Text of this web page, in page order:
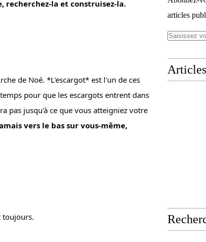
recherchez-la et construisez-la.
de Noé. *L'escargot* est l'un de ces
pour que les escargots entrent dans
pas jusqu'à ce que vous atteigniez votre
vers le bas sur vous-même,
toujours.
articles